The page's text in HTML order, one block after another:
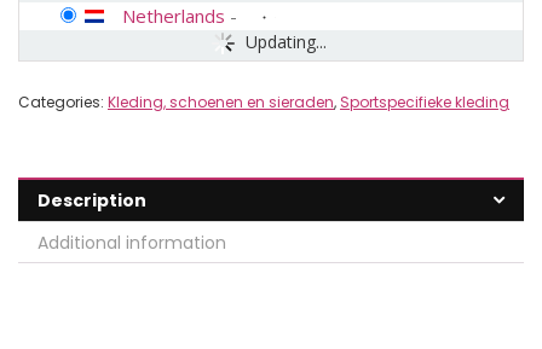
Updating...
Netherlands -
Categories: Kleding, schoenen en sieraden, Sportspecifieke kleding
Description
Additional information